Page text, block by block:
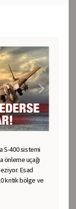
S-400 sistemi
uçağı
Esad
kritik bölge ve